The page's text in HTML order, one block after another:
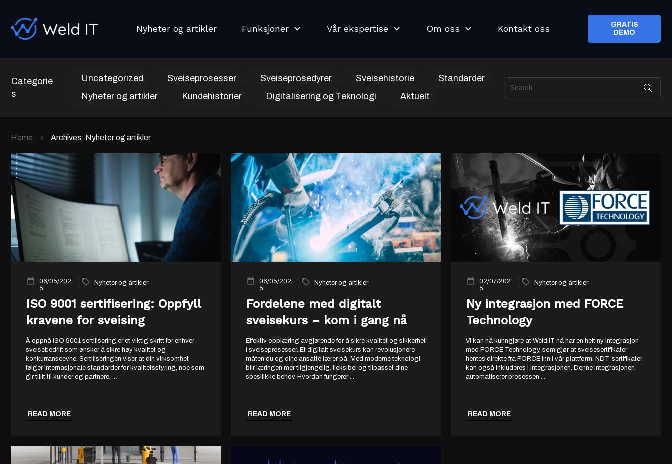
Nyheter og artikler Funksjoner Vår ekspertise Om oss Kontakt oss
GRATIS
DEMO
Categorie
s
Uncategorized Sveiseprosesser Sveiseprosedyrer Sveisehistorie
Standarder
Nyheter og artikler
Kundehistorier Digitalisering og Teknologi Aktuelt
Home Archives: Nyheter og artikler
06/05/202
5
Nyheter og artikler
ISO 9001 sertifisering: Oppfyll
kravene for sveising
Å oppnå ISO 9001 sertifisering er et viktig skritt for enhver
sveisebedrift som ønsker å sikre høy kvalitet og
konkurranseevne. Sertifiseringen viser at din virksomhet
følger internasjonale standarder for kvalitetsstyring, noe som
gir tillit til kunder og partnere. ...
READ MORE
06/05/202
5
Nyheter og artikler
Fordelene med digitalt
sveisekurs – kom i gang nå
Effektiv opplæring avgjørende for å sikre kvalitet og sikkerhet
i sveiseprosesser. Et digitalt sveisekurs kan revolusjonere
måten du og dine ansatte lærer på. Med moderne teknologi
blir læringen mer tilgjengelig, fleksibel og tilpasset dine
spesifikke behov. Hvordan fungerer...
READ MORE
02/07/202
5
Nyheter og artikler
Ny integrasjon med FORCE
Technology
Vi kan nå kunngjøre at Weld IT nå har en helt ny integrasjon
med FORCE Technology, som gjør at sveisesertifikater
hentes direkte fra FORCE inn i vår plattform. NDT-sertifikater
kan også inkluderes i integrasjonen. Denne integrasjonen
automatiserer prosessen ...
READ MORE